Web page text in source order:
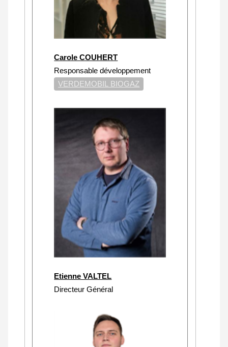
Carole COUHERT
Responsable développement
VERDEMOBIL BIOGAZ
Etienne VALTEL
Directeur Général